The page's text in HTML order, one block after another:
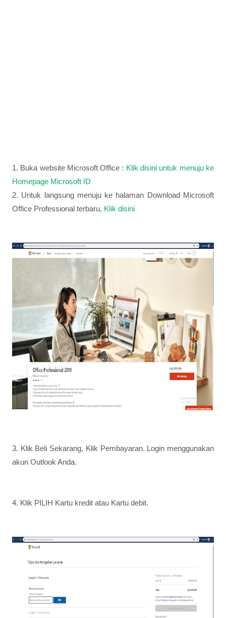
1. Buka website Microsoft Office : Klik disini untuk menuju ke
Homepage Microsoft ID
2. Untuk langsung menuju ke halaman Download Microsoft
Office Professional terbaru, Klik disini
3. Klik Beli Sekarang, Klik Pembayaran. Login menggunakan
akun Outlook Anda.
4. Klik PILIH Kartu kredit atau Kartu debit.